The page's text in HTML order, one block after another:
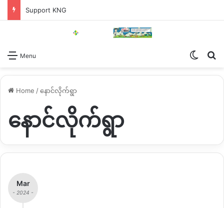
Support KNG
Menu
Home /နောင်လိုက်ရွာ
နောင်လိုက်ရွာ
Mar
- 2024 -